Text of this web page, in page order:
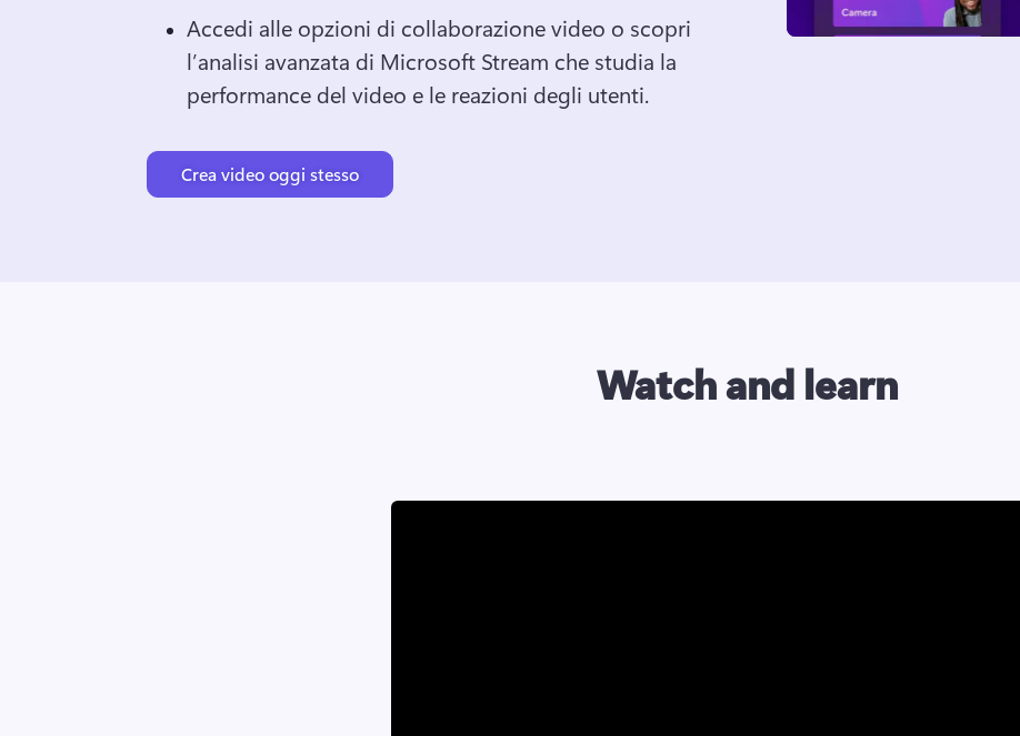
Accedi alle opzioni di collaborazione video o scopri
l’analisi avanzata di Microsoft Stream che studia la
performance del video e le reazioni degli utenti.
Crea video oggi stesso
Watch and learn